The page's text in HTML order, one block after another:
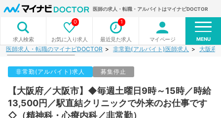
医師の求人・転職・アルバイトはマイナビDOCTOR
求人検索 お気に入り求人
0
最近見た求人
1
マイページ MENU
医師求人・転職のマイナビDOCTOR 非常勤(アルバイト)医師求人 大阪府
非常勤(アルバイト)求人 募集停止
【大阪府／大阪市】◆毎週土曜日9時～15時／時給
13,500円／駅直結クリニックで外来のお仕事です
◇（精神科・心療内科／非常勤）